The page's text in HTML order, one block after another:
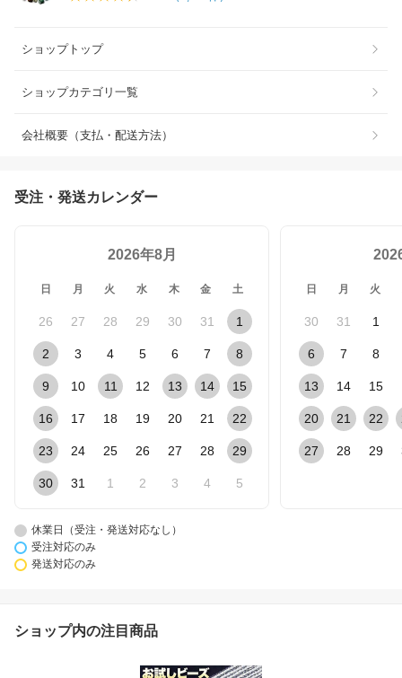
ショップトップ
ショップカテゴリ一覧
会社概要（支払・配送方法）
受注・発送カレンダー
2026年8月
日 月 火 水 木 金 土
26 27 28 29 30 31 1
2 3 4 5 6 7 8
9 10 11 12 13 14 15
16 17 18 19 20 21 22
23 24 25 26 27 28 29
30 31 1 2 3 4 5
日 月 火
30 31 1
6 7 8
13 14 15
20 21 22
27 28 29
休業日（受注・発送対応なし）
受注対応のみ
発送対応のみ
ショップ内の注目商品